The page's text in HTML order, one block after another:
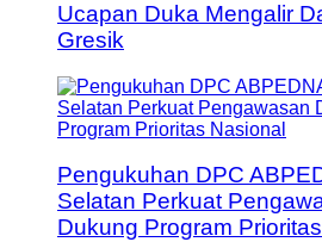
Ucapan Duka Mengalir
Gresik
Pengukuhan DPC
Selatan Perkuat
Dukung Program